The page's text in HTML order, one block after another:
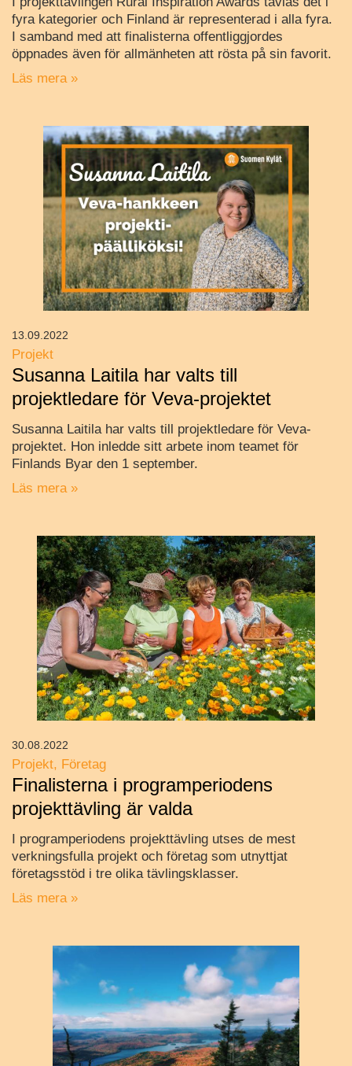
fyra kategorier och Finland är representerad i alla fyra.
I samband med att finalisterna offentliggjordes
öppnades även för allmänheten att rösta på sin favorit.
Läs mera »
Projekt
Susanna Laitila har valts till
projektledare för Veva-projektet
Susanna Laitila har valts till projektledare för Veva-
projektet. Hon inledde sitt arbete inom teamet för
Finlands Byar den 1 september.
Läs mera »
13.09.2022
Projekt Företag
Finalisterna i programperiodens
projekttävling är valda
I programperiodens projekttävling utses de mest
verkningsfulla projekt och företag som utnyttjat
företagsstöd i tre olika tävlingsklasser.
Läs mera »
30.08.2022